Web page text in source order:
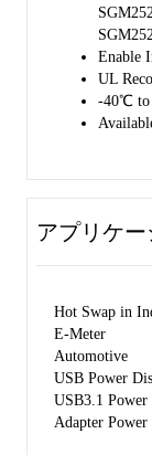
Enable
UL
-40℃ to
アプリケー
Hot Swap in
E-Meter
Automotive
USB Power
USB3.1
Adapter Power